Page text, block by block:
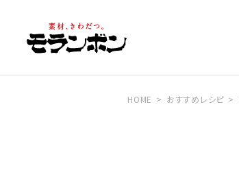
HOME おすすめレシピ